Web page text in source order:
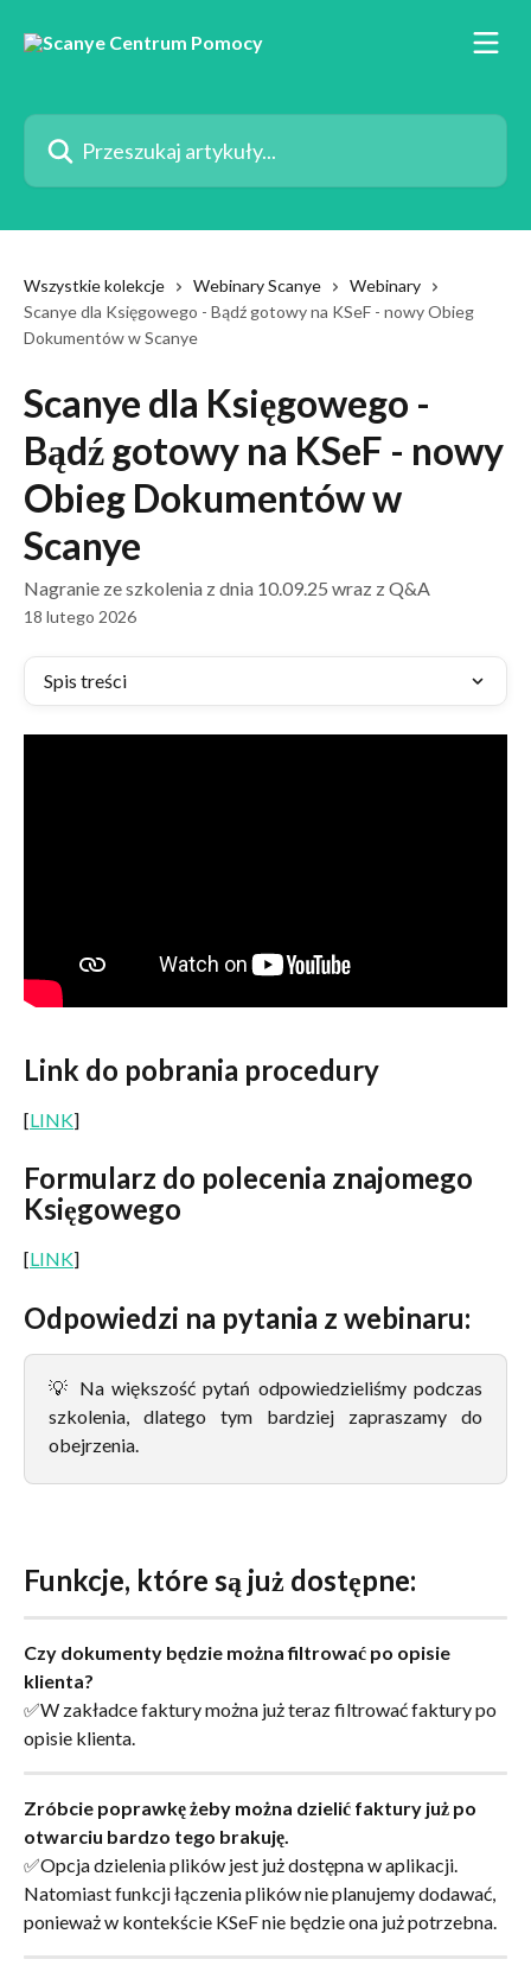
Przeszukaj artykuły...
Wszystkie kolekcje Webinary Scanye
Webinary
Scanye dla Księgowego - Bądź gotowy na KSeF - nowy Obieg
Dokumentów w Scanye
Scanye dla Księgowego -
Bądź gotowy na KSeF - nowy
Obieg Dokumentów w
Scanye
Nagranie ze szkolenia z dnia 10.09.25 wraz z Q&A
18 lutego 2026
Spis treści
Link do pobrania procedury
[LINK]
Formularz do polecenia znajomego
Księgowego
[LINK]
Odpowiedzi na pytania z webinaru:
💡 Na większość pytań odpowiedzieliśmy podczas
szkolenia, dlatego tym bardziej zapraszamy do
obejrzenia.
Funkcje, które są już dostępne:
Czy dokumenty będzie można filtrować po opisie
klienta?
✅W zakładce faktury można już teraz filtrować faktury po
opisie klienta.
Zróbcie poprawkę żeby można dzielić faktury już po
otwarciu bardzo tego brakuję.
✅Opcja dzielenia plików jest już dostępna w aplikacji.
Natomiast funkcji łączenia plików nie planujemy dodawać,
ponieważ w kontekście KSeF nie będzie ona już potrzebna.